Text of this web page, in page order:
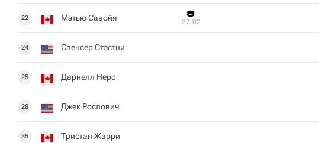
22 Мэтью Савойя 27:02
24 Спенсер Стэстни
25 Дарнелл Нерс
28 Джек Рослович
35 Тристан Жарри